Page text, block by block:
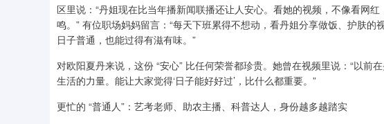
区里说：“丹姐现在比当年播新闻联播还让人安心。看她的视频，不像看网
鸣。” 有位职场妈妈留言：“每天下班累得不想动，看丹姐分享做饭、护肤
日子普通，也能过得有滋有味。”
对欧阳夏丹来说，这份 “安心” 比任何荣誉都珍贵。她曾在视频里说：“以前
生活的力量。能让大家觉得‘日子能好好过’，比什么都重要。”
更忙的 “普通人”：艺考老师、助农主播、科普达人，身份越多越踏实